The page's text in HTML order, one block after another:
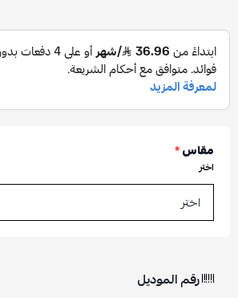
مقاس*
اختر
رقم الموديل